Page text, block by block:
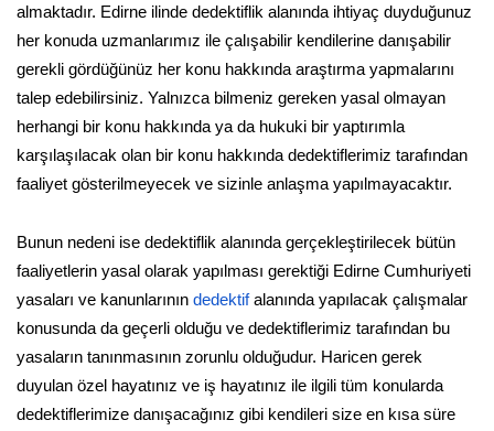
almaktadır. Edirne ilinde dedektiflik alanında ihtiyaç duyduğunuz
her konuda uzmanlarımız ile çalışabilir kendilerine danışabilir
gerekli gördüğünüz her konu hakkında araştırma yapmalarını
talep edebilirsiniz. Yalnızca bilmeniz gereken yasal olmayan
herhangi bir konu hakkında ya da hukuki bir yaptırımla
karşılaşılacak olan bir konu hakkında dedektiflerimiz tarafından
faaliyet gösterilmeyecek ve sizinle anlaşma yapılmayacaktır.
Bunun nedeni ise dedektiflik alanında gerçekleştirilecek bütün
faaliyetlerin yasal olarak yapılması gerektiği Edirne Cumhuriyeti
yasaları ve kanunlarının dedektifalanında yapılacak çalışmalar
konusunda da geçerli olduğu ve dedektiflerimiz tarafından bu
yasaların tanınmasının zorunlu olduğudur. Haricen gerek
duyulan özel hayatınız ve iş hayatınız ile ilgili tüm konularda
dedektiflerimize danışacağınız gibi kendileri size en kısa süre